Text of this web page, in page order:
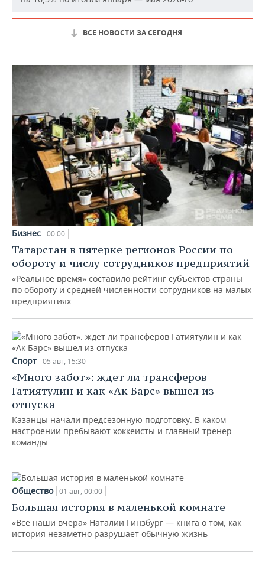
ВСЕ НОВОСТИ ЗА СЕГОДНЯ
Бизнес 00:00
Татарстан в пятерке регионов России по
обороту и числу сотрудников предприятий
«Реальное время» составило рейтинг субъектов страны
по обороту и средней численности сотрудников на малых
предприятиях
Спорт 05 авг, 15:30
«Много забот»: ждет ли трансферов
Гатиятулин и как «Ак Барс» вышел из
отпуска
Казанцы начали предсезонную подготовку. В каком
настроении пребывают хоккеисты и главный тренер
команды
Общество 01 авг, 00:00
Большая история в маленькой комнате
«Все наши вчера» Наталии Гинзбург — книга о том, как
история незаметно разрушает обычную жизнь